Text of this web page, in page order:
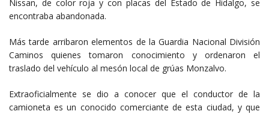
Nissan, de color roja y con placas del Estado de Hidalgo, se
encontraba abandonada.
Más tarde arribaron elementos de la Guardia Nacional División
Caminos quienes tomaron conocimiento y ordenaron el
traslado del vehículo al mesón local de grúas Monzalvo.
Extraoficialmente se dio a conocer que el conductor de la
camioneta es un conocido comerciante de esta ciudad, y que